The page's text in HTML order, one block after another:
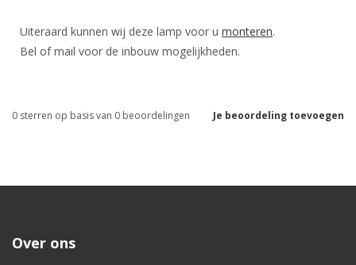
Uiteraard kunnen wij deze lamp voor u monteren.
Bel of mail voor de inbouw mogelijkheden.
Je beoordeling toevoegen
0 sterren op basis van 0 beoordelingen
Over ons